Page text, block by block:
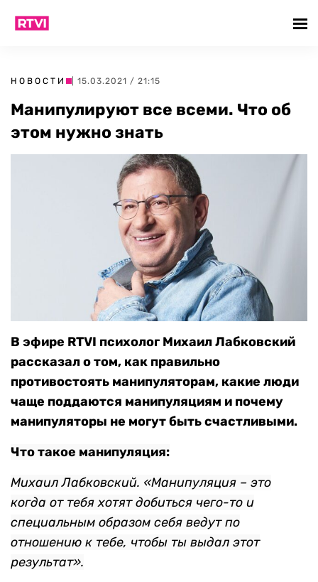
НОВОСТИ | 15.03.2021 / 21:15
Манипулируют все всеми. Что об
этом нужно знать
В эфире RTVI психолог Михаил Лабковский
рассказал о том, как правильно
противостоять манипуляторам, какие люди
чаще поддаются манипуляциям и почему
манипуляторы не могут быть счастливыми.
Что такое манипуляция:
Михаил Лабковский. «Манипуляция – это
когда от тебя хотят добиться чего-то и
специальным образом себя ведут по
отношению к тебе, чтобы ты выдал этот
результат».